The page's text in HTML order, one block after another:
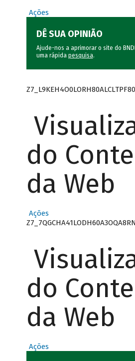
Ações
DÊ SUA OPINIÃO
Ajude-nos a aprimorar o site do
uma rápida pesquisa.
do
da Web
Ações
do
da Web
Ações